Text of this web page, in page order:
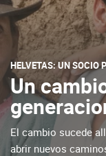
HELVETAS: UN SOCIO
Un
El cambio sucede
abrir nuevos